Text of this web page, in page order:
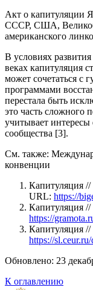
Акт о капитуляции
СССР, США,
американского
В условиях
веках капитуляция
может сочетаться с
программами
перестала быть
это часть сложного
учитывает
сообщества [3].
См. также:
конвенции
Капитуляция
URL: https://
Капитуляция //
https://
Капитуляция //
https://
Обновлено: 23
К оглавлению